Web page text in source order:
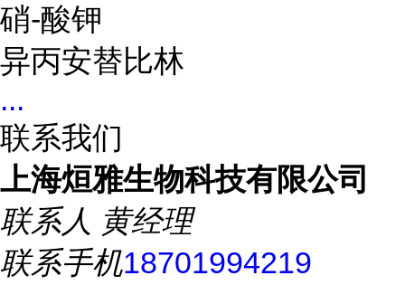
硝-酸钾
异丙安替比林
...
联系我们
上海烜雅生物科技有限公司
联系人 黄经理
联系手机18701994219